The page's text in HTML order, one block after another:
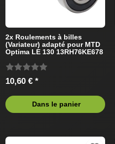
2x Roulements à billes
(Variateur) adapté pour MTD
Optima LE 130 13RH76KE678
10,60 € *
Dans le panier